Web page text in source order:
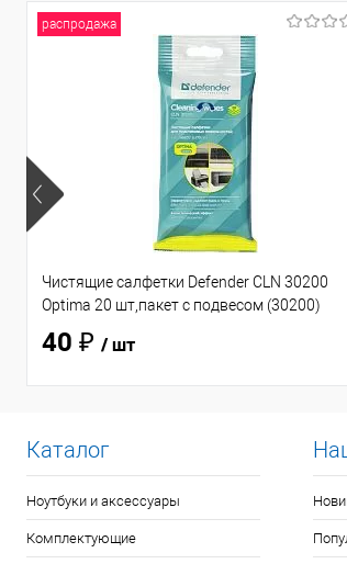
распродажа
Чистящие салфетки Defender CLN 30200
Optima 20 шт,пакет с подвесом (30200)
40 ₽ / шт
Каталог
Ноутбуки и аксессуары
Комплектующие